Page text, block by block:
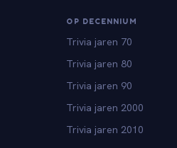
OP DECENNIUM
Trivia jaren 70
Trivia jaren 80
Trivia jaren 90
Trivia jaren 2000
Trivia jaren 2010